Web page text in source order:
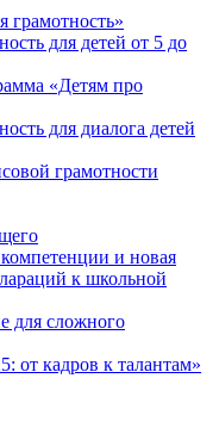
грамотность»
для детей от 5 до
«Детям про
для диалога детей
грамотности
и новая
к школьной
для сложного
от кадров к талантам»